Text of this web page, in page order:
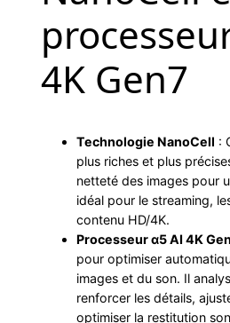
4K Gen7
Technologie NanoCell :
plus riches et plus
netteté des images pour
idéal pour le streaming,
contenu HD/4K.
Processeur α5 AI 4K
pour optimiser
images et du son. Il
renforcer les détails,
optimiser la restitution